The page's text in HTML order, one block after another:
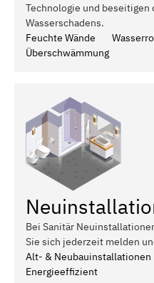
Technologie und beseitigen
Wasserschadens.
Feuchte Wände
Überschwämmung
Bei Sanitär
Sie sich jederzeit melden
Alt- & Neubauinstallationen
Energieeffizient